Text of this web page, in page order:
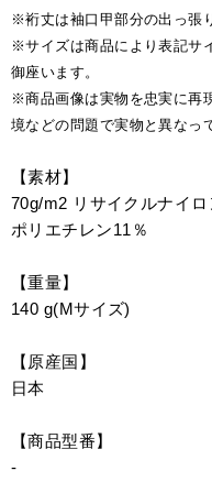
※裄丈は袖口甲部分の出っ張
※サイズは商品により表記サ
御座います。
※商品画像は実物を忠実に再
境などの問題で実物と異なっ
【素材】
70g/m2 リサイクルナイロ
ポリエチレン11％
【重量】
140 g(Mサイズ)
【原産国】
日本
【商品型番】
-